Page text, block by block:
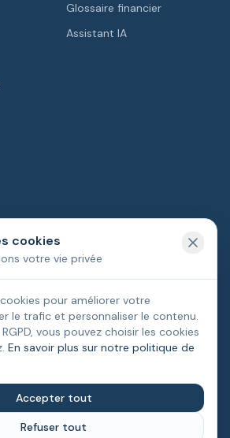
Glossaire financier
Assistant IA
Politique de confidentialité
Tous droits réservés.
d'information. Les contenus ne
cookies
votre vie privée
pour améliorer votre
le trafic et personnaliser le contenu.
vous pouvez choisir les cookies
En savoir plus sur notre politique de
Accepter tout
Refuser tout